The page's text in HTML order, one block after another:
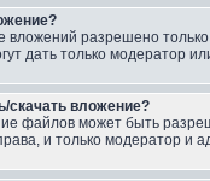
вложений разрешено
дать только модератор
скачать вложение?
файлов может быть
и только модератор и